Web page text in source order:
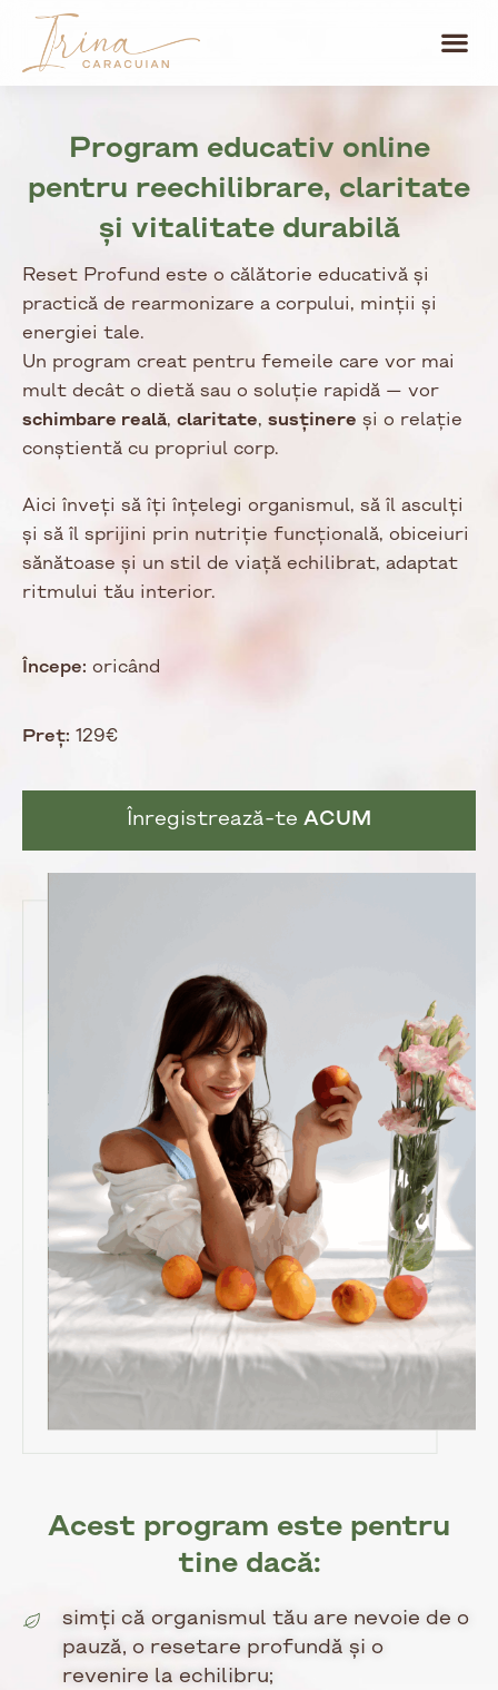
Skip
content
Program educativ online
pentru reechilibrare, claritate
și vitalitate durabilă
Reset Profund este o călătorie educativă și
practică de rearmonizare a corpului, minții și
energiei tale.
Un program creat pentru femeile care vor mai
mult decât o dietă sau o soluție rapidă — vor
schimbare reală, claritate, susținere și o relație
conștientă cu propriul corp.
Aici înveți să îți înțelegi organismul, să îl asculți
și să îl sprijini prin nutriție funcțională, obiceiuri
sănătoase și un stil de viață echilibrat, adaptat
ritmului tău interior.
Începe: oricând
Preț: 129€
Înregistrează-te ACUM
Acest program este pentru
tine dacă:
simți că organismul tău are nevoie de o
pauză, o resetare profundă și o
revenire la echilibru;